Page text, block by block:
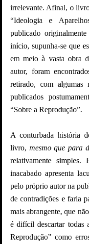
irrelevante. Afinal, o
“Ideologia e
publicado
início, supunha-se que
em meio à vasta obra
autor, foram
retirado, com algumas
publicados
“Sobre a Reprodução”.
A conturbada história
livro, mesmo que para
relativamente
inacabado apresenta
pelo próprio autor na
de contradições e faria
mais abrangente, que
é difícil descartar todas
Reprodução” como